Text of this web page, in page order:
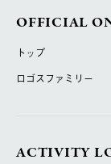
OFFICIAL
トップ
ロゴスファミリー
ACTIVITY